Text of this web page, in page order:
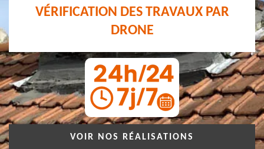
VÉRIFICATION DES TRAVAUX PAR
DRONE
VOIR NOS RÉALISATIONS